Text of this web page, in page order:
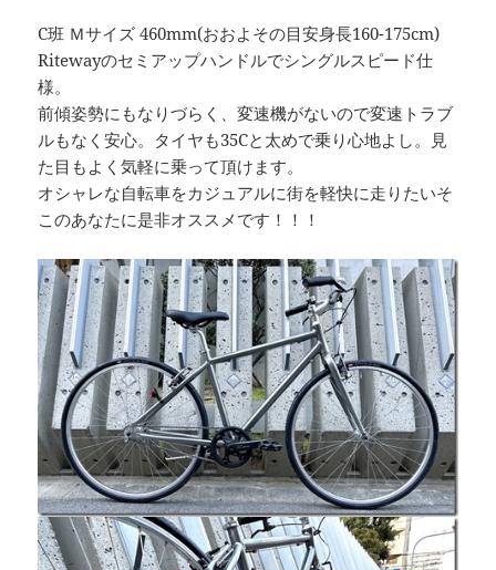
C班 Ｍサイズ 460mm(おおよその目安身長160-175cm)
Ritewayのセミアップハンドルでシングルスピード仕
様。
前傾姿勢にもなりづらく、変速機がないので変速トラブ
ルもなく安心。タイヤも35Cと太めで乗り心地よし。見
た目もよく気軽に乗って頂けます。
オシャレな自転車をカジュアルに街を軽快に走りたいそ
このあなたに是非オススメです！！！